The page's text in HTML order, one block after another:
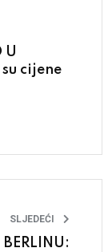
U
cijene
SLJEDEĆI
BERLINU: